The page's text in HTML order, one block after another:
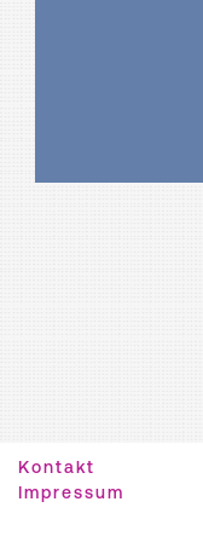
Kontakt
Impressum